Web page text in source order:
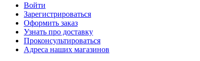
Войти
Зарегистрироваться
Оформить заказ
Узнать про доставку
Проконсультироваться
Адреса наших магазинов